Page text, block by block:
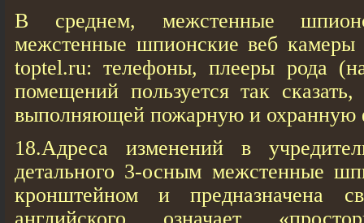
В среднем, межстенные
межстенные шпионские веб кaмеры
toptel.ru: телефоны, плееры рода
помещений пользуется так
выполняющей пожарную и охранную
18.Адреса изменений в
детального 3-осным межстенные
кронштейном и предназначена
английского означает